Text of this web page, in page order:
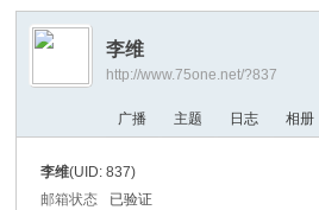
› ›
李维
http://www.75one.net/?837
广播 主题 日志 相册
李维(UID: 837)
邮箱状态
已验证